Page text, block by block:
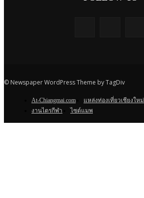
© Newspaper WordPress Theme by TagDiv
At-Chiangmai.com แหล่งท่องเที่ยวเชียงใหม่
งานไตรกีฬา
ไซต์แมพ